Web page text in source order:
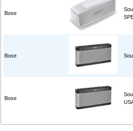
Bose
Bose
Bose